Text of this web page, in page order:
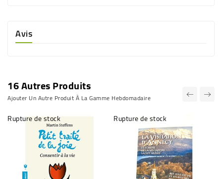
Avis
16 Autres Produits
Ajouter Un Autre Produit À La Gamme Hebdomadaire
Rupture de stock Rupture de stock